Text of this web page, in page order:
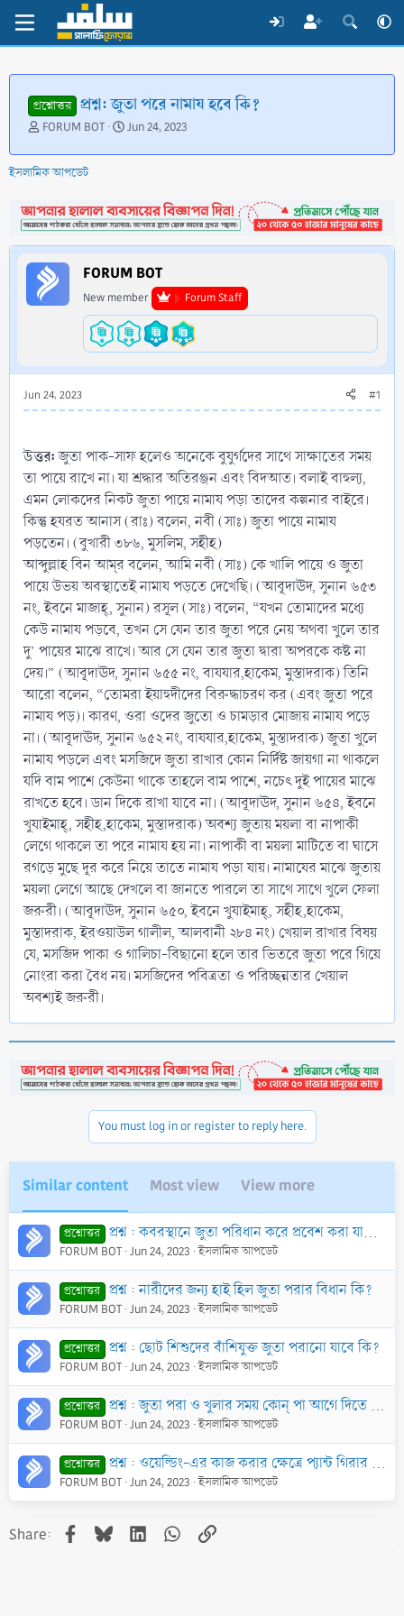
প্রশ্নোত্তর প্রশ্ন: জুতা পরে নামায‌ হবে কি?
T
r
e
d
s
t
a
r
t
FORUM BOT
S
a
d
a
t
e
Jun 24, 2023
ইসলামিক আপডেট
FORUM BOT
New member Forum Staff
Jun 24, 2023 #1
উত্তর:জুতা পাক-সাফ হলেও অনেকে বুযুর্গদের সাথে সাক্ষাতের সময়
তা পায়ে রাখে না। যা শ্রদ্ধার অতিরঞ্জন এবং বিদআত। বলাই বাহুল্য,
এমন লোকদের নিকট জুতা পায়ে নামায পড়া তাদের কল্পনার বাইরে।
কিন্তু হযরত আনাস (রাঃ) বলেন, নবী (সাঃ) জুতা পায়ে নামায
পড়তেন। (বুখারী ৩৮৬, মুসলিম, সহীহ)
আব্দুল্লাহ বিন আম্‌র বলেন, আমি নবী (সাঃ) কে খালি পায়ে ও জুতা
পায়ে উভয় অবস্থাতেই নামায পড়তে দেখেছি। (আবূদাঊদ, সুনান ৬৫৩
নং, ইবনে মাজাহ্‌, সুনান) রসূল (সাঃ) বলেন, “যখন তোমাদের মধ্যে
কেউ নামায পড়বে, তখন সে যেন তার জুতা পরে নেয় অথবা খুলে তার
দু’ পায়ের মাঝে রাখে। আর সে যেন তার জুতা দ্বারা অপরকে কষ্ট না
দেয়।” (আবূদাঊদ, সুনান ৬৫৫ নং, বাযযার,হাকেম, মুস্তাদরাক) তিনি
আরো বলেন, “তোমরা ইয়াহুদীদের বিরুদ্ধাচরণ কর (এবং জুতা পরে
নামায পড়)। কারণ, ওরা ওদের জুতো ও চামড়ার মোজায় নামায পড়ে
না। (আবূদাঊদ, সুনান ৬৫২ নং, বাযযার,হাকেম, মুস্তাদরাক) জুতা খুলে
নামায পড়লে এবং মসজিদে জুতা রাখার কোন নির্দিষ্ট জায়গা না থাকলে
যদি বাম পাশে কেউনা থাকে তাহলে বাম পাশে, নচেৎ দুই পায়ের মাঝে
রাখতে হবে। ডান দিকে রাখা যাবে না। (আবূদাঊদ, সুনান ৬৫৪, ইবনে
খুযাইমাহ্‌, সহীহ,হাকেম, মুস্তাদরাক) অবশ্য জুতায় ময়লা বা নাপাকী
লেগে থাকলে তা পরে নামায হয় না। নাপাকী বা ময়লা মাটিতে বা ঘাসে
রগড়ে মুছে দূর করে নিয়ে তাতে নামায পড়া যায়। নামাযের মাঝে জুতায়
ময়লা লেগে আছে দেখলে বা জানতে পারলে তা সাথে সাথে খুলে ফেলা
জরুরী। (আবূদাঊদ, সুনান ৬৫০, ইবনে খুযাইমাহ্‌, সহীহ,হাকেম,
মুস্তাদরাক, ইরওয়াউল গালীল, আলবানী ২৮৪ নং) খেয়াল রাখার বিষয়
যে, মসজিদ পাকা ও গালিচা-বিছানো হলে তার ভিতরে জুতা পরে গিয়ে
নোংরা করা বৈধ নয়। মসজিদের পবিত্রতা ও পরিচ্ছন্নতার খেয়াল
অবশ্যই জরুরী।
You must log in or register to reply here.
Similar content Most view View more
প্রশ্নোত্তর প্রশ্ন : কবরস্থানে জুতা পরিধান করে প্রবেশ করা যাবে কি? কবরে জুতার স্পর্শ লাগলে গোনাহ হবে কি?
FORUM BOT Jun 24, 2023 ইসলামিক আপডেট
প্রশ্নোত্তর প্রশ্ন : নারীদের জন্য হাই হিল জুতা পরার বিধান কি?
FORUM BOT Jun 24, 2023 ইসলামিক আপডেট
প্রশ্নোত্তর প্রশ্ন : ছোট শিশুদের বাঁশিযুক্ত জুতা পরানো যাবে কি?
FORUM BOT Jun 24, 2023 ইসলামিক আপডেট
প্রশ্নোত্তর প্রশ্ন : জুতা পরা ও খুলার সময় কোন্ পা আগে দিতে হবে?
FORUM BOT Jun 24, 2023 ইসলামিক আপডেট
প্রশ্নোত্তর প্রশ্ন : ওয়েল্ডিং-এর কাজ করার ক্ষেত্রে প্যান্ট গিরার নীচে ঝুলিয়ে না পরলে জুতার ভিতরে আগুন ঢুকে গিয়ে মোজা পুড়ে যায়। এক্ষেত্রে টাখনুর নীচে প্যান্ট পরা য
FORUM BOT Jun 24, 2023 ইসলামিক আপডেট
Share: Facebook
BlueskyLinkedInWhatsApp
Link